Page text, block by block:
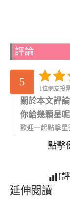
評論
5
1位網友投
關於本文評
你給幾顆星呢
歡迎一起點擊星
點擊
[
延伸閱讀